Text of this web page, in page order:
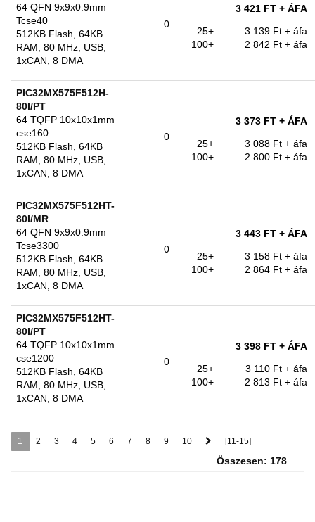
64 QFN 9x9x0.9mm
Tcse40
512KB Flash, 64KB
RAM, 80 MHz, USB,
1xCAN, 8 DMA
0
3 421 FT + ÁFA
25+
3 139 Ft + áfa
100+
2 842 Ft + áfa
PIC32MX575F512H-
80I/PT
64 TQFP 10x10x1mm
cse160
512KB Flash, 64KB
RAM, 80 MHz, USB,
1xCAN, 8 DMA
0
3 373 FT + ÁFA
25+
3 088 Ft + áfa
100+
2 800 Ft + áfa
PIC32MX575F512HT-
80I/MR
64 QFN 9x9x0.9mm
Tcse3300
512KB Flash, 64KB
RAM, 80 MHz, USB,
1xCAN, 8 DMA
0
3 443 FT + ÁFA
25+
3 158 Ft + áfa
100+
2 864 Ft + áfa
PIC32MX575F512HT-
80I/PT
64 TQFP 10x10x1mm
cse1200
512KB Flash, 64KB
RAM, 80 MHz, USB,
1xCAN, 8 DMA
0
3 398 FT + ÁFA
25+
3 110 Ft + áfa
100+
2 813 Ft + áfa
1 2 3 4 5 6 7 8 9 10 [11-15]
Összesen: 178